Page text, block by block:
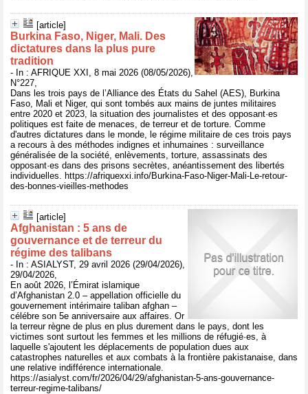
[article]
Burkina Faso, Niger, Mali. Des
dictatures dans la plus pure
tradition
- In : AFRIQUE XXI, 8 mai 2026 (08/05/2026),
N°227,
Dans les trois pays de l’Alliance des États du Sahel (AES), Burkina
Faso, Mali et Niger, qui sont tombés aux mains de juntes militaires
entre 2020 et 2023, la situation des journalistes et des opposant·es
politiques est faite de menaces, de terreur et de torture. Comme
d'autres dictatures dans le monde, le régime militaire de ces trois pays
a recours à des méthodes indignes et inhumaines : surveillance
généralisée de la société, enlèvements, torture, assassinats des
opposant·es dans des prisons secrètes, anéantissement des libertés
individuelles. https://afriquexxi.info/Burkina-Faso-Niger-Mali-Le-retour-
des-bonnes-vieilles-methodes
[article]
Afghanistan : 5 ans de
gouvernance et de terreur du
régime des talibans
- In : ASIALYST, 29 avril 2026 (29/04/2026),
29/04/2026,
En août 2026, l’Émirat islamique
d’Afghanistan 2.0 – appellation officielle du
gouvernement intérimaire taliban afghan –
célébre son 5e anniversaire aux affaires. Or
la terreur règne de plus en plus durement dans le pays, dont les
victimes sont surtout les femmes et les millions de réfugié·es, à
laquelle s'ajoutent les déplacements de population dues aux
catastrophes naturelles et aux combats à la frontière pakistanaise, dans
une relative indifférence internationale.
https://asialyst.com/fr/2026/04/29/afghanistan-5-ans-gouvernance-
terreur-regime-talibans/